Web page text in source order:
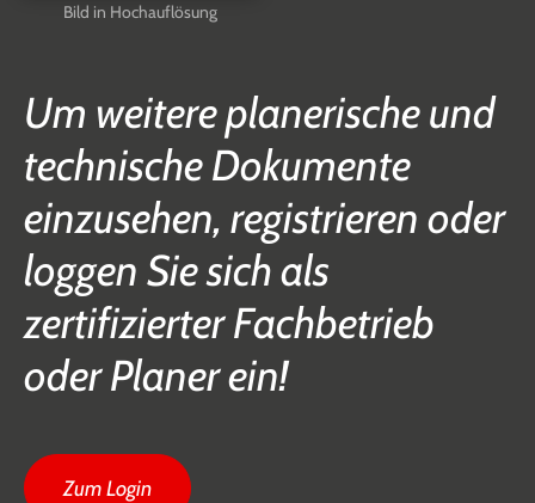
Bild in Hochauflösung
Um weitere planerische und
technische Dokumente
einzusehen, registrieren oder
loggen Sie sich als
zertifizierter Fachbetrieb
oder Planer ein!
Zum Login